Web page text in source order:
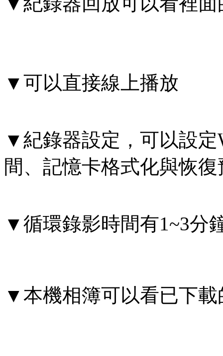
▼可以直接線上播放
▼紀錄器設定，可以設
間、記憶卡格式化與恢
▼循環錄影時間有1~3分
▼本機相簿可以看已下